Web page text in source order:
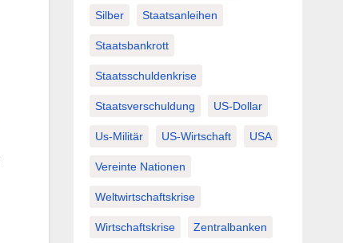
Silber Staatsanleihen
Staatsbankrott
Staatsschuldenkrise
Staatsverschuldung US-Dollar
Us-Militär US-Wirtschaft USA
Vereinte Nationen
Weltwirtschaftskrise
Wirtschaftskrise Zentralbanken